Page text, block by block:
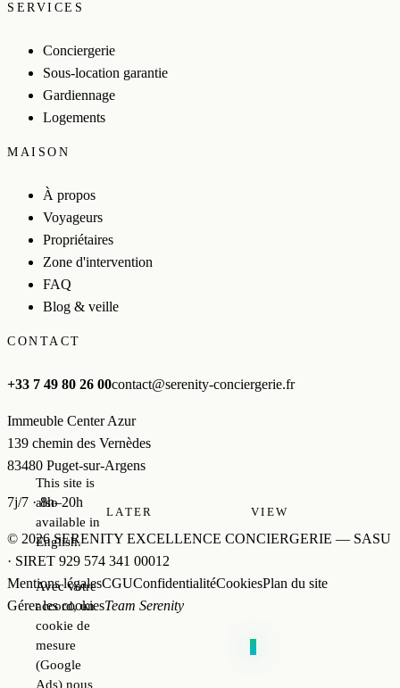
SERVICES
Conciergerie
Sous-location garantie
Gardiennage
Logements
MAISON
À propos
Voyageurs
Propriétaires
Zone d'intervention
FAQ
Blog & veille
CONTACT
+33 7 49 80 26 00contact@serenity-conciergerie.fr
Immeuble Center Azur
139 chemin des Vernèdes
83480 Puget-sur-Argens
7j/7 · 8h–20h
© 2026 SERENITY EXCELLENCE CONCIERGERIE — SASU
· SIRET 929 574 341 00012
Mentions légalesCGUConfidentialitéCookiesPlan du site
Gérer les cookiesTeam Serenity
PowerH0
This site is
also
available in
English.
LATER VIEW
Avec votre
accord, un
cookie de
mesure
(Google
Ads) nous